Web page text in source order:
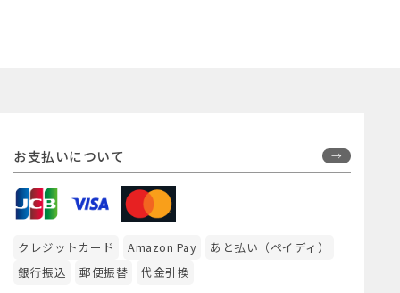
お支払いについて
クレジットカード Amazon Pay
あと払い（ペイディ）
銀行振込
郵便振替 代金引換